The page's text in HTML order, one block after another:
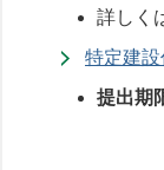
詳しく
特定建
提出期